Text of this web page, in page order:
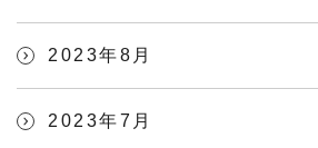
2023年8月
2023年7月